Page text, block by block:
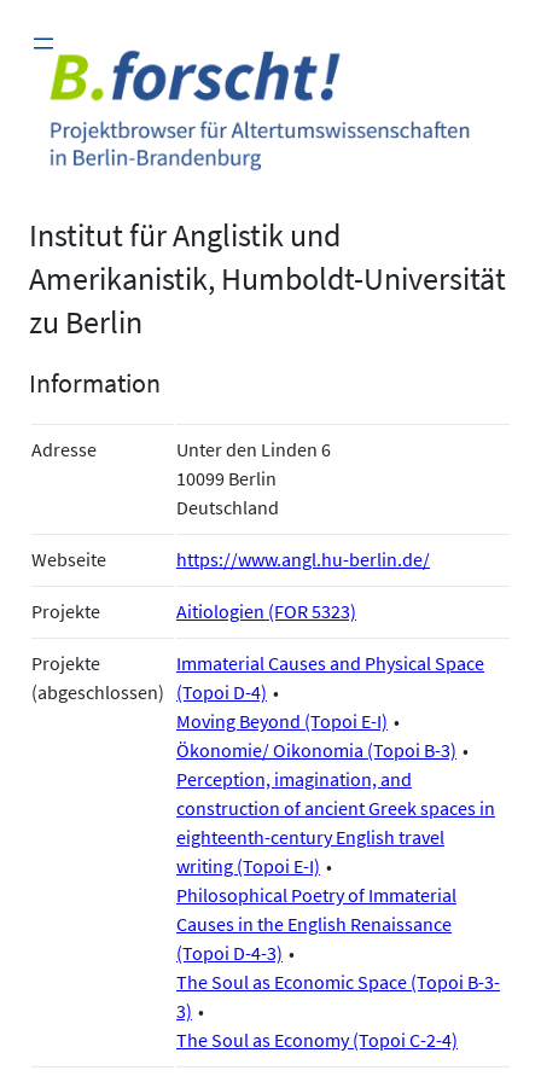
Inhalt
springen
Institut für Anglistik und
Amerikanistik, Humboldt-Universität
zu Berlin
Information
Adresse
Unter den Linden 6
10099 Berlin
Deutschland
Webseite https://www.angl.hu-berlin.de/
Projekte Aitiologien (FOR 5323)
Projekte
(abgeschlossen)
Immaterial Causes and Physical Space
(Topoi D-4)
Moving Beyond (Topoi E-I)
Ökonomie/ Oikonomia (Topoi B-3)
Perception, imagination, and
construction of ancient Greek spaces in
eighteenth-century English travel
writing (Topoi E-I)
Philosophical Poetry of Immaterial
Causes in the English Renaissance
(Topoi D-4-3)
The Soul as Economic Space (Topoi B-3-
3)
The Soul as Economy (Topoi C-2-4)